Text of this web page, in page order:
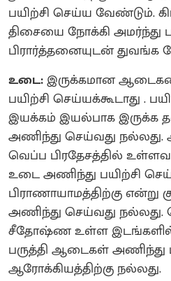
பயிற்சி செய்ய வேண்டும்.
திசையை நோக்கி அமர்ந்து
பிரார்த்தனையுடன் துவங்க
உடை:இருக்கமான
பயிற்சி செய்யக்கூடாது .
இயக்கம் இயல்பாக
அணிந்து செய்வது நல்லது.
வெப்ப பிரதேசத்தில்
உடை அணிந்து பயிற்சி
பிராணாயாமத்திற்கு
அணிந்து செய்வது நல்லது.
சீதோஷ்ண உள்ள
பருத்தி ஆடைகள் அணிந்து
ஆரோக்கியத்திற்கு நல்லது.